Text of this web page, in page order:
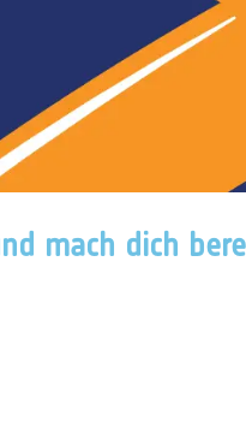
mach dich